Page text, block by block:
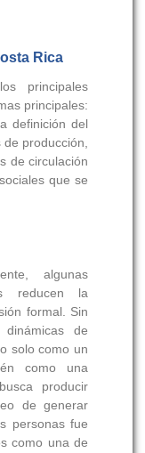
Rica
principales
principales:
definición del
producción,
de circulación
que se
algunas
reducen la
formal. Sin
de
solo como un
como una
producir
de generar
personas fue
como una de